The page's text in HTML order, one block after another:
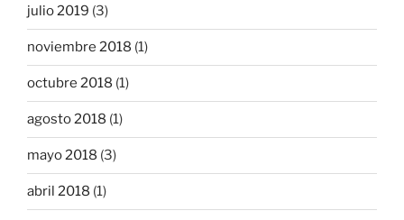
julio 2019 (3)
noviembre 2018 (1)
octubre 2018 (1)
agosto 2018 (1)
mayo 2018 (3)
abril 2018 (1)